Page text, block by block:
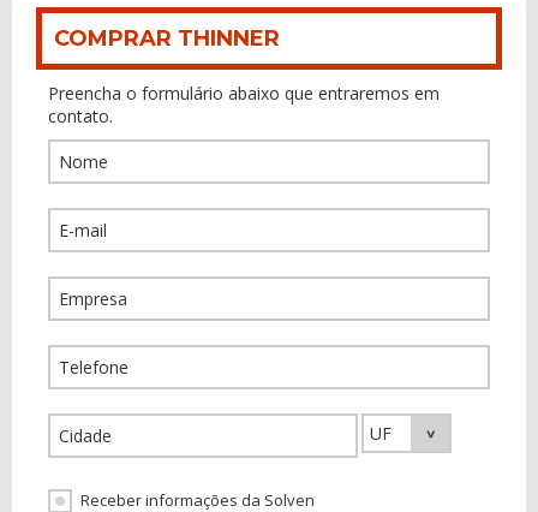
COMPRAR THINNER
Preencha o formulário abaixo que entraremos em
contato.
Receber informações da Solven